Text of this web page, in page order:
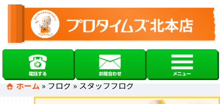
ホーム » ブログ » スタッフブログ